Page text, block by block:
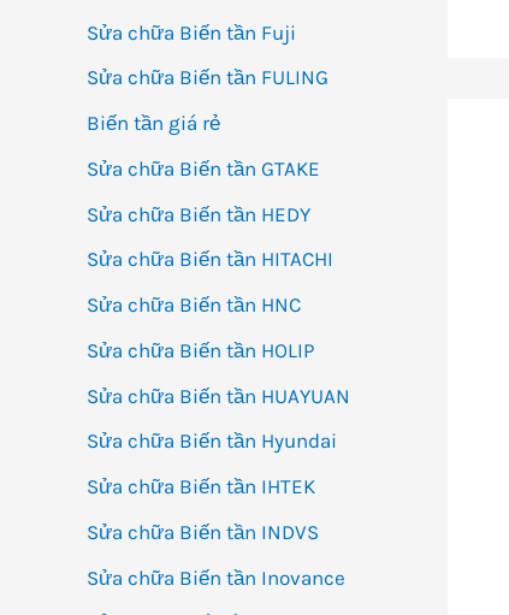
Sửa chữa Biến tần Fuji
Sửa chữa Biến tần FULING
Biến tần giá rẻ
Sửa chữa Biến tần GTAKE
Sửa chữa Biến tần HEDY
Sửa chữa Biến tần HITACHI
Sửa chữa Biến tần HNC
Sửa chữa Biến tần HOLIP
Sửa chữa Biến tần HUAYUAN
Sửa chữa Biến tần Hyundai
Sửa chữa Biến tần IHTEK
Sửa chữa Biến tần INDVS
Sửa chữa Biến tần Inovance